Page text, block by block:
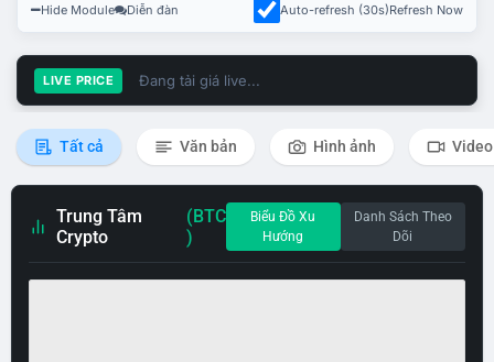
Hide Module Diễn đàn Auto-refresh (30s)Refresh Now
LIVE PRICE Đang tải giá live...
Tất cả Văn bản Hình ảnh Video
Trung Tâm
Crypto
(BTC
)
Biểu Đồ Xu
Hướng
Danh Sách Theo
Dõi